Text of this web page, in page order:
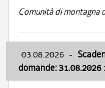
Comunità di montagna
03.08.2026 -
domande: 31.08.2026